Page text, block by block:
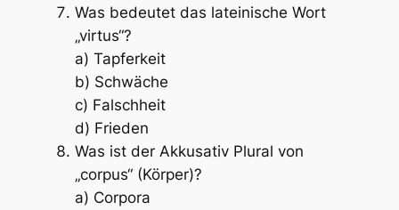
Was bedeutet das lateinische Wort
„virtus“?
a) Tapferkeit
b) Schwäche
c) Falschheit
d) Frieden
Was ist der Akkusativ Plural von
„corpus“ (Körper)?
a) Corpora